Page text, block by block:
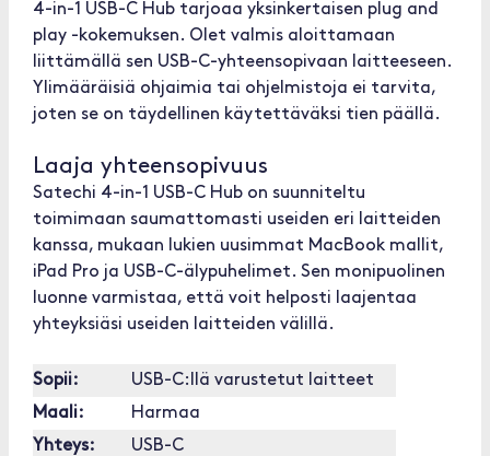
4-in-1 USB-C Hub tarjoaa yksinkertaisen plug and
play -kokemuksen. Olet valmis aloittamaan
liittämällä sen USB-C-yhteensopivaan laitteeseen.
Ylimääräisiä ohjaimia tai ohjelmistoja ei tarvita,
joten se on täydellinen käytettäväksi tien päällä.
Laaja yhteensopivuus
Satechi 4-in-1 USB-C Hub on suunniteltu
toimimaan saumattomasti useiden eri laitteiden
kanssa, mukaan lukien uusimmat MacBook mallit,
iPad Pro ja USB-C-älypuhelimet. Sen monipuolinen
luonne varmistaa, että voit helposti laajentaa
yhteyksiäsi useiden laitteiden välillä.
Sopii:
USB-C:llä varustetut laitteet
Maali:
Harmaa
Yhteys:
USB-C